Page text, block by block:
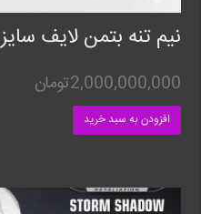
نیم تنه بتمن لایف سایز HCG
2,000,000,000تومان
افزودن به سبد خرید